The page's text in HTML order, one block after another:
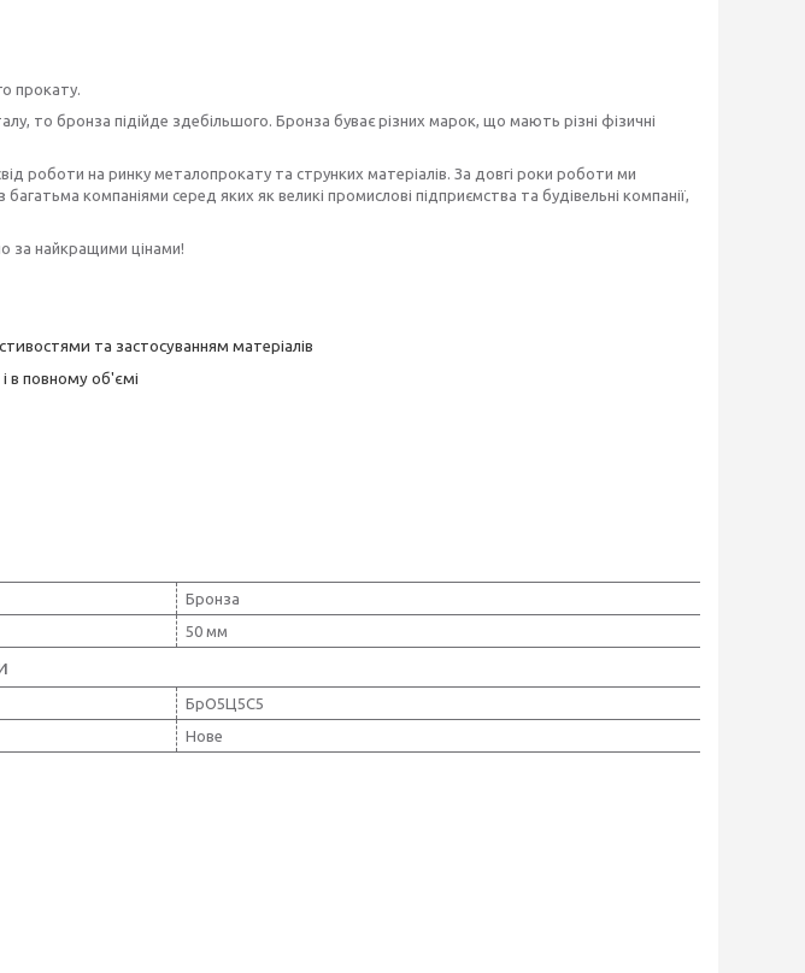
прокату.
то бронза підійде здебільшого. Бронза буває різних марок, що мають різні фізичні
роботи на ринку металопрокату та струнких матеріалів. За довгі роки роботи ми
компаніями серед яких як великі промислові підприємства та будівельні компанії,
за найкращими цінами!
та застосуванням матеріалів
в повному об'ємі
Бронза
50 мм
БрО5Ц5С5
Нове